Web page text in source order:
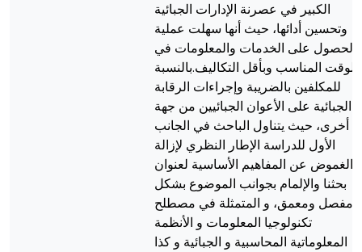
الكبير في عصرنة الإدارات الجبائية
وتحسين أدائها، حيث أنها سهلت عملية
الحصول على الخدمات والمعلومات في
الوقت المناسب وبأقل التكاليف.بالنسبة
للمكلفين بالضريبة وإجراءات الرقابة
الجبائية على الأعوان الجبائيين من جهة
أخرى، حيث يتناول الباحث في الجانب
الأول للدراسة الإطار النظري لإزالة
الغموض عن المفاهيم الأساسية لعنوان
بحثنا والإلمام بجوانب الموضوع بشكل
مفصل ومعمق، و المتمثلة في مصطلح
تكنولوجيا المعلومات و الأنظمة
المعلوماتية المحاسبية و الجبائية و كذا